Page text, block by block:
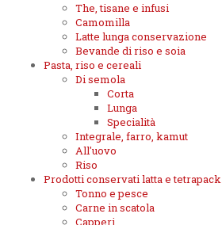
The, tisane e infusi
Camomilla
Latte lunga conservazione
Bevande di riso e soia
Pasta, riso e cereali
Di semola
Corta
Lunga
Specialità
Integrale, farro, kamut
All'uovo
Riso
Prodotti conservati latta e tetrapack
Tonno e pesce
Carne in scatola
Capperi